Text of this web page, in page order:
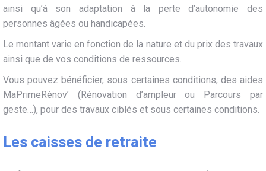
ainsi qu’à son adaptation à la perte d’autonomie des
personnes âgées ou handicapées.
Le montant varie en fonction de la nature et du prix des travaux
ainsi que de vos conditions de ressources.
Vous pouvez bénéficier, sous certaines conditions, des aides
MaPrimeRénov’ (Rénovation d’ampleur ou Parcours par
geste…), pour des travaux ciblés et sous certaines conditions.
Les caisses de retraite